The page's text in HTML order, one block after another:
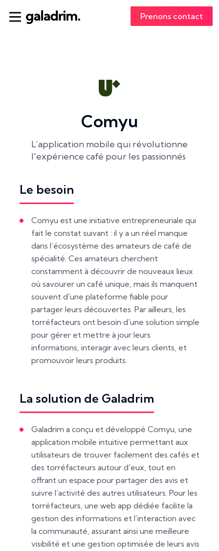
Prenons contact
Comyu
L’application mobile qui révolutionne
l'expérience café pour les passionnés
Le besoin
Comyu est une initiative entrepreneuriale qui
fait le constat suivant : il y a un réel manque
dans l’écosystème des amateurs de café de
spécialité. Ces amateurs cherchent
constamment à découvrir de nouveaux lieux
où savourer un café unique, mais ils manquent
souvent d'une plateforme fiable pour
partager leurs découvertes. Par ailleurs, les
torréfacteurs ont besoin d'une solution simple
pour gérer et mettre à jour leurs
informations, interagir avec leurs clients, et
promouvoir leurs produits.
La solution de Galadrim
Galadrim a conçu et développé Comyu, une
application mobile intuitive permettant aux
utilisateurs de trouver facilement des cafés et
des torréfacteurs autour d'eux, tout en
offrant un espace pour partager des avis et
suivre l’activité des autres utilisateurs. Pour les
torréfacteurs, une web app dédiée facilite la
gestion des informations et l’interaction avec
la communauté, assurant ainsi une meilleure
visibilité et une gestion optimisée de leurs avis